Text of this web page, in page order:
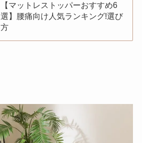
【マットレストッパーおすすめ6
選】腰痛向け人気ランキング!選び
方